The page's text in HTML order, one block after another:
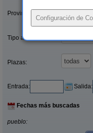
Provincias/Islas:
Tipo alquiler:
Plazas:
Entrada: Salida:
Fechas más buscadas
pueblo: